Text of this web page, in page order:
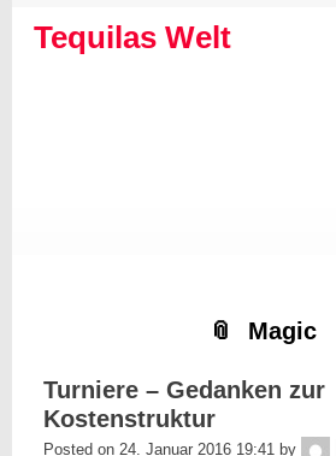
Tequilas Welt
Magic
Turniere – Gedanken zur
Kostenstruktur
Posted on 24. Januar 2016 19:41 by